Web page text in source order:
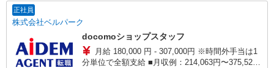
正社員
株式会社ベルパーク
docomoショップスタッフ
月給 180,000 円 - 307,000円 ※時間外手当は1
分単位で全額支給 ■月収例：214,063円〜375,527